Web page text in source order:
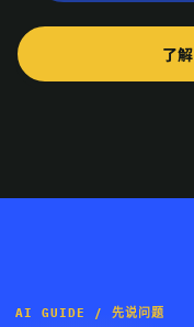
了
AI GUIDE / 先说问题